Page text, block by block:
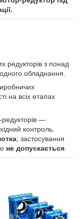
редукторів з понад
обладнання.
на всіх етапах
редукторів —
контроль.
; застосування
не допускається.